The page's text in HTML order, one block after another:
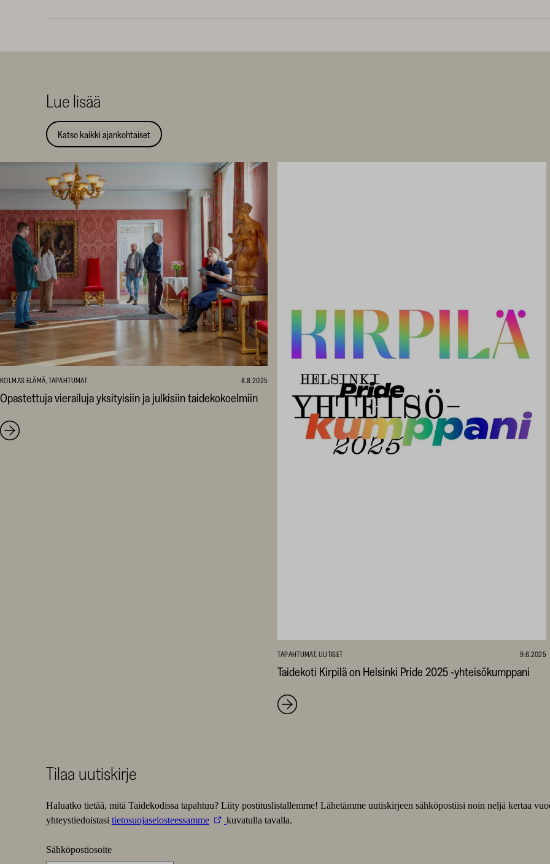
Lue lisää
Katso kaikki ajankohtaiset
KOLMAS ELÄMÄ, TAPAHTUMAT 8.8.2025
Opastettuja vierailuja yksityisiin ja julkisiin taidekokoelmiin
TAPAHTUMAT, UUTISET 9.6.2025
Taidekoti Kirpilä on Helsinki Pride 2025 -yhteisökumppani
Tilaa uutiskirje
Haluatko tietää, mitä Taidekodissa tapahtuu? Liity postituslistallemme! Lähetämme uutiskirjeen sähköpostiisi noin neljä kertaa
yhteystiedoistasi tietosuojaselosteessamme kuvatulla tavalla.
Sähköpostiosoite